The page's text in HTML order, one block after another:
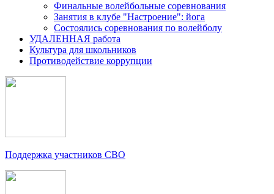
Финальные волейбольные соревнования
Занятия в клубе "Настроение": йога
Состоялись соревнования по волейболу
УДАЛЕННАЯ работа
Культура для школьников
Противодействие коррупции
Поддержка участников СВО